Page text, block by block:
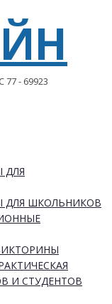
- 69923
ДЛЯ
ДЛЯ ШКОЛЬНИКОВ
И СТУДЕНТОВ